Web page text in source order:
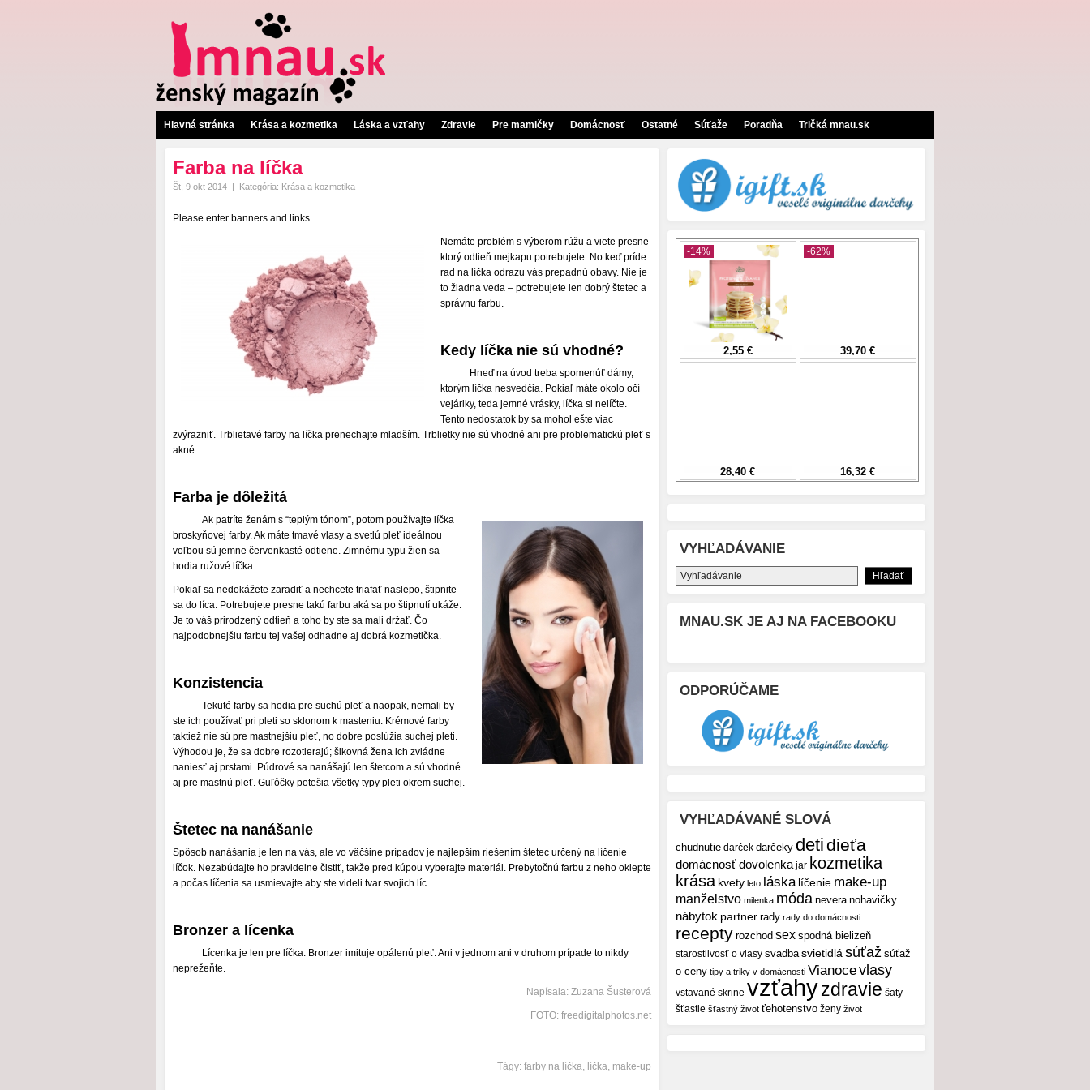
Hlavná stránka Krása a kozmetika Láska a vzťahy Zdravie Pre mamičky Domácnosť Ostatné Súťaže Poradňa Tričká mnau.sk
Farba na líčka
Št, 9 okt 2014 | Kategória: Krása a kozmetika
Please enter banners and links.
Nemáte problém s výberom rúžu a viete presne
ktorý odtieň mejkapu potrebujete. No keď príde
rad na líčka odrazu vás prepadnú obavy. Nie je
to žiadna veda – potrebujete len dobrý štetec a
správnu farbu.
Kedy líčka nie sú vhodné?
Hneď na úvod treba spomenúť dámy,
ktorým líčka nesvedčia. Pokiaľ máte okolo očí
vejáriky, teda jemné vrásky, líčka si nelíčte.
Tento nedostatok by sa mohol ešte viac
zvýrazniť. Trblietavé farby na líčka prenechajte mladším. Trblietky nie sú vhodné ani pre problematickú pleť s
akné.
Farba je dôležitá
Ak patríte ženám s “teplým tónom”, potom používajte líčka
broskyňovej farby. Ak máte tmavé vlasy a svetlú pleť ideálnou
voľbou sú jemne červenkasté odtiene. Zimnému typu žien sa
hodia ružové líčka.
Pokiaľ sa nedokážete zaradiť a nechcete triafať naslepo, štipnite
sa do líca. Potrebujete presne takú farbu aká sa po štipnutí ukáže.
Je to váš prirodzený odtieň a toho by ste sa mali držať. Čo
najpodobnejšiu farbu tej vašej odhadne aj dobrá kozmetička.
Konzistencia
Tekuté farby sa hodia pre suchú pleť a naopak, nemali by
ste ich používať pri pleti so sklonom k masteniu. Krémové farby
taktiež nie sú pre mastnejšiu pleť, no dobre poslúžia suchej pleti.
Výhodou je, že sa dobre rozotierajú; šikovná žena ich zvládne
naniesť aj prstami. Púdrové sa nanášajú len štetcom a sú vhodné
aj pre mastnú pleť. Guľôčky potešia všetky typy pleti okrem suchej.
Štetec na nanášanie
Spôsob nanášania je len na vás, ale vo väčšine prípadov je najlepším riešením štetec určený na líčenie
líčok. Nezabúdajte ho pravidelne čistiť, takže pred kúpou vyberajte materiál. Prebytočnú farbu z neho oklepte
a počas líčenia sa usmievajte aby ste videli tvar svojich líc.
Bronzer a lícenka
Lícenka je len pre líčka. Bronzer imituje opálenú pleť. Ani v jednom ani v druhom prípade to nikdy
neprežeňte.
Napísala: Zuzana Šusterová
FOTO: freedigitalphotos.net
Tágy: farby na líčka, líčka, make-up
VYHĽADÁVANIE
MNAU.SK JE AJ NA FACEBOOKU
ODPORÚČAME
VYHĽADÁVANÉ SLOVÁ
chudnutie darček darčeky detidieťa
domácnosťdovolenka jar kozmetika
krása kvety leto láska líčenie make-up
manželstvo milenka móda nevera nohavičky
nábytok partner rady rady do domácnosti
recepty rozchod sex spodná bielizeň
starostlivosť o vlasy svadba svietidlá súťaž súťaž
o ceny tipy a triky v domácnosti Vianocevlasy
vstavané skrine vzťahyzdravie šaty
šťastie šťastný život ťehotenstvo ženy život